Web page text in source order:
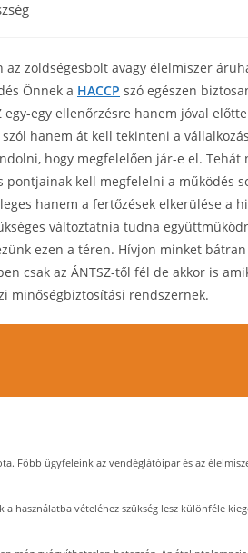
zöldségesbolt avagy élelmiszer
Önnek a HACCP szó egészen
egy ellenőrzésre hanem jóval előtte.
hanem át kell tekinteni a
hogy megfelelően jár-e el. Tehát
kell megfelelni a működés
hanem a fertőzések elkerülése a
változtatnia tudna
ezen a téren. Hívjon minket
csak az ÁNTSZ-től fél de akkor is
minőségbiztosítási rendszernek.
Főbb ügyfeleink az vendéglátóipar és az
a használatba vételéhez szükség lesz különféle